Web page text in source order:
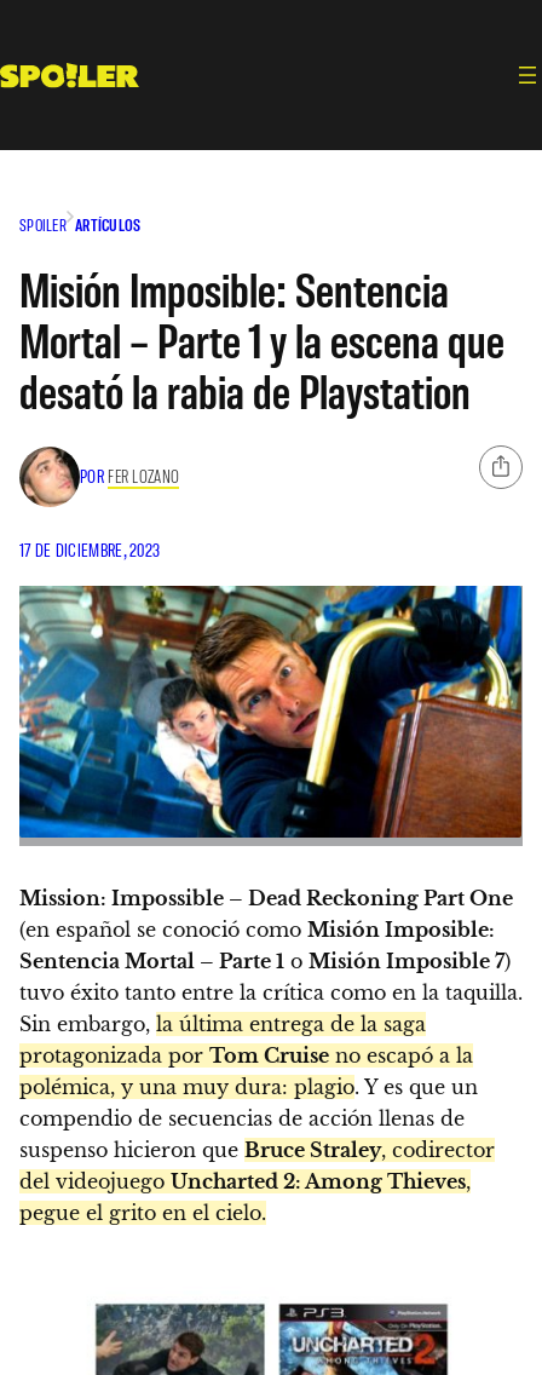
contenido
SPOILER ARTÍCULOS
Misión Imposible: Sentencia
Mortal – Parte 1 y la escena que
desató la rabia de Playstation
POR FER LOZANO
17 DE DICIEMBRE, 2023
Mission: Impossible – Dead Reckoning Part One
(en español se conoció como Misión Imposible:
Sentencia Mortal – Parte 1 o Misión Imposible 7)
tuvo éxito tanto entre la crítica como en la taquilla.
Sin embargo, la última entrega de la saga
protagonizada por Tom Cruise no escapó a la
polémica, y una muy dura: plagio. Y es que un
compendio de secuencias de acción llenas de
suspenso hicieron que Bruce Straley, codirector
del videojuego Uncharted 2: Among Thieves,
pegue el grito en el cielo.